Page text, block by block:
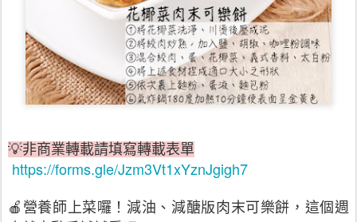
💡非商業轉載請填寫轉載表單
https://forms.gle/Jzm3Vt1xYznJgigh7
🍎營養師上菜囉！減油、減醣版肉末可樂餅，這個週